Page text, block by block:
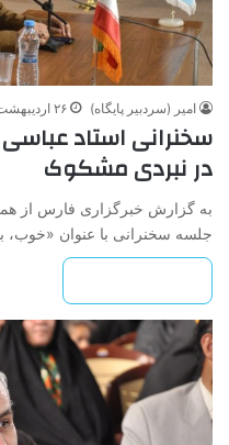
امیر (سردبیر پایگاه) ۲۶ اردیبهشت ۱۳۹۳
سخنرانی استاد
در نبردی مشکوک
به گزارش خبرگزاری فارس از
جلسه سخنرانی با عنوان